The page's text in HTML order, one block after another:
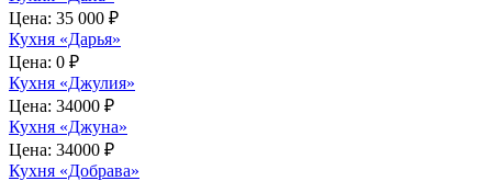
Цена: 35 000 ₽
Кухня «Дарья»
Цена: 0 ₽
Кухня «Джулия»
Цена: 34000 ₽
Кухня «Джуна»
Цена: 34000 ₽
Кухня «Добрава»